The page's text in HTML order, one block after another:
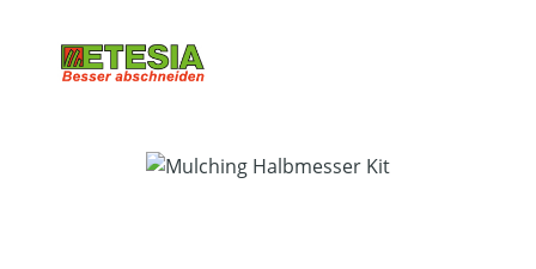
Bildergalerie überspringen